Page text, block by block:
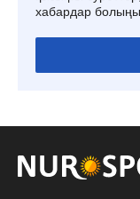
хабардар